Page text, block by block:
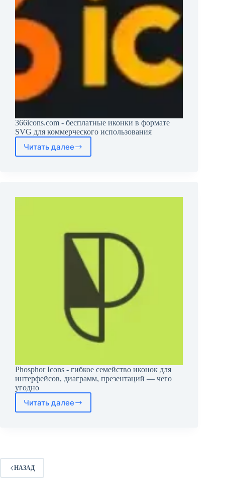
366icons.com - бесплатные иконки в формате
SVG для коммерческого использования
Читать далее366icons.com
Phosphor Icons - гибкое семейство иконок для
интерфейсов, диаграмм, презентаций — чего
угодно
Читать далее
Phosphor
НАЗАД